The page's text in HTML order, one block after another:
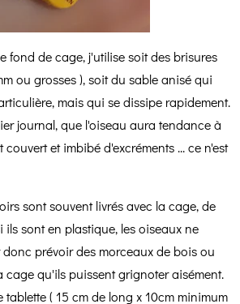
fond de cage, j'utilise soit des brisures
ou grosses ), soit du sable anisé qui
mais qui se dissipe rapidement.
journal, que l'oiseau aura tendance à
et imbibé d'excréments ... ce n'est
sont souvent livrés avec la cage, de
ils sont en plastique, les oiseaux ne
prévoir des morceaux de bois ou
cage qu'ils puissent grignoter aisément.
( 15 cm de long x 10cm minimum